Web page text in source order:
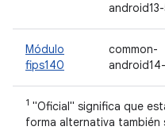
android13-
Módulo
fips140
common-
1 "Oficial" significa que
forma alternativa también